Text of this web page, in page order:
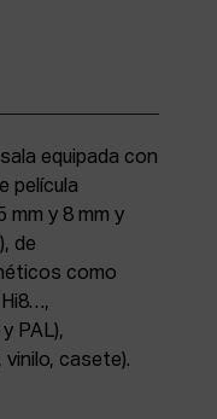
equipada con
película
mm y 8 mm y
de
como
PAL),
casete).